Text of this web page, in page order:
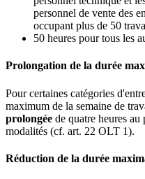
personnel de vente des
occupant plus de 50
50 heures pour tous les
Prolongation de la durée
Pour certaines catégories
maximum de la semaine de
prolongée de quatre heures
modalités (cf. art. 22 OLT 1).
Réduction de la durée